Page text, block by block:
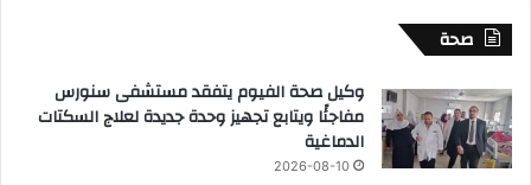
صحة
وكيل صحة الفيوم يتفقد مستشفى سنورس
مفاجئًا ويتابع تجهيز وحدة جديدة لعلاج السكتات
الدماغية
2026-08-10